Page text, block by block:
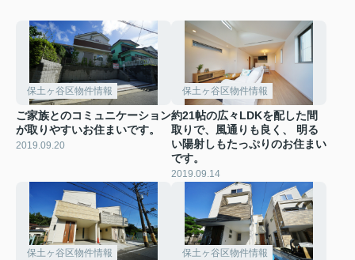
保土ヶ谷区物件情報
ご家族とのコミュニケーション
が取りやすいお住まいです。
2019.09.20
保土ヶ谷区物件情報
約21帖の広々LDKを配した間
取りで、風通りも良く、 明る
い陽射しもたっぷりのお住まい
です。
2019.09.14
保土ヶ谷区物件情報 保土ヶ谷区物件情報